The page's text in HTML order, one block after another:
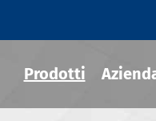
Prodotti